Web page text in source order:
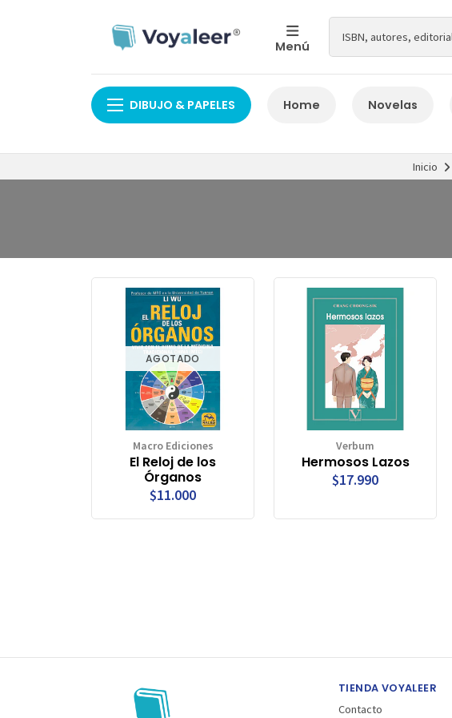
Menú
DIBUJO & PAPELES Home Novelas
Inicio
AGOTADO
Macro Ediciones
El Reloj de los
Órganos
$11.000
Verbum
Hermosos Lazos
$17.990
TIENDA VOYALEER
Contacto